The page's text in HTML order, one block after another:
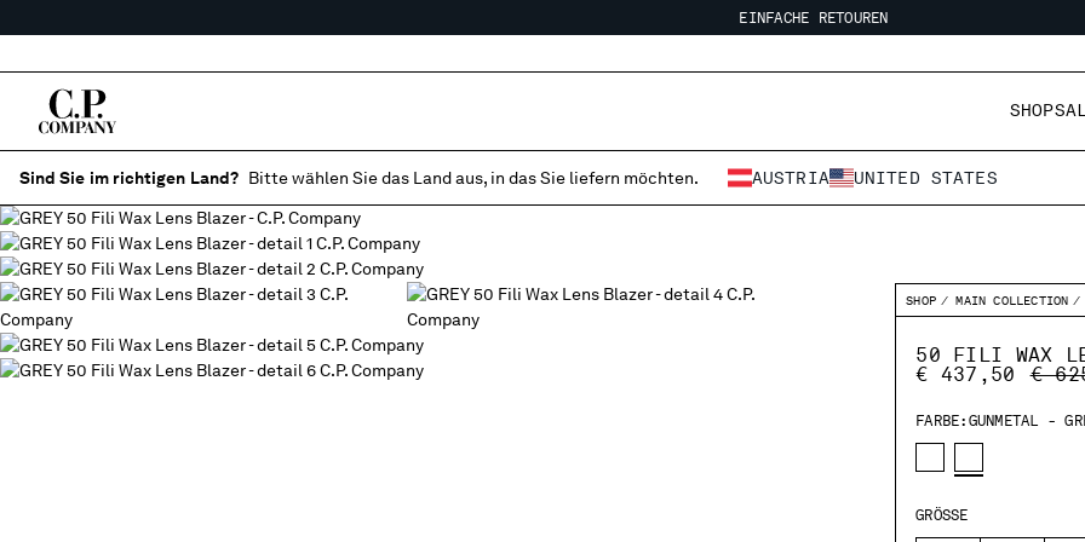
EINFACHE RETOUREN
EINFACHE RETOUREN
SHOP
Sind Sie im richtigen Land? Bitte wählen Sie das Land aus, in das Sie liefern möchten. AUSTRIA UNITED STATES
SHOP MAIN COLLECTION
50 FILI WAX
€ 437,50
€
FARBE: GUNMETAL -
GRÖSSE